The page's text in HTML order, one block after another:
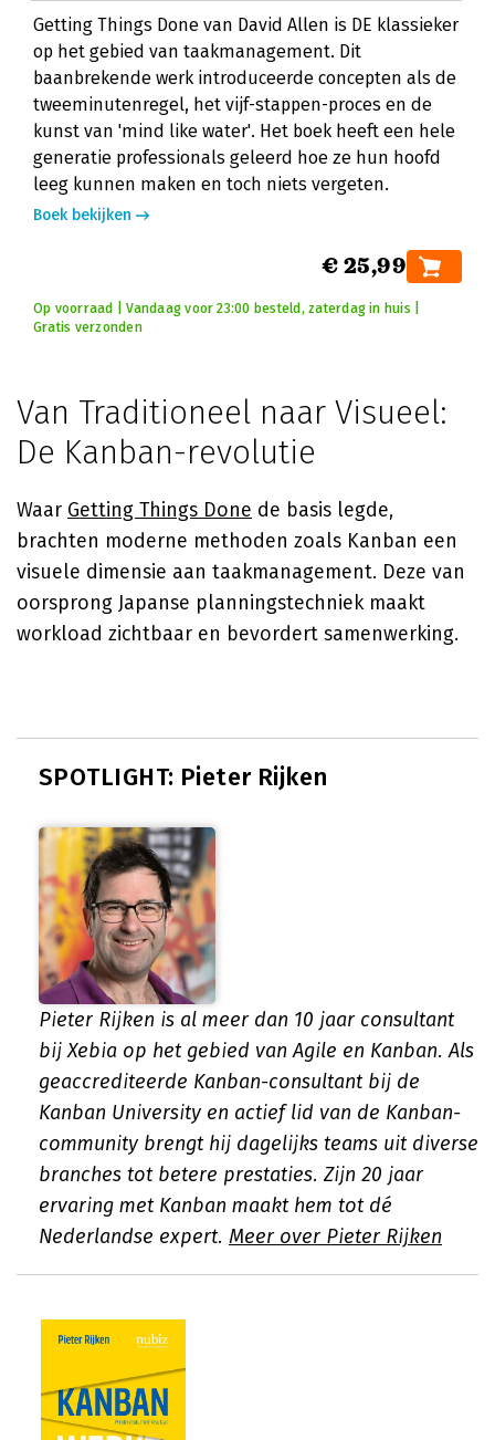
Getting Things Done van David Allen is DE klassieker
op het gebied van taakmanagement. Dit
baanbrekende werk introduceerde concepten als de
tweeminutenregel, het vijf-stappen-proces en de
kunst van 'mind like water'. Het boek heeft een hele
generatie professionals geleerd hoe ze hun hoofd
leeg kunnen maken en toch niets vergeten.
Boek bekijken
€ 25,99
Op voorraad | Vandaag voor 23:00 besteld, zaterdag in huis |
Gratis verzonden
Van Traditioneel naar Visueel:
De Kanban-revolutie
Waar Getting Things Done de basis legde,
brachten moderne methoden zoals Kanban een
visuele dimensie aan taakmanagement. Deze van
oorsprong Japanse planningstechniek maakt
workload zichtbaar en bevordert samenwerking.
SPOTLIGHT: Pieter Rijken
Pieter Rijken is al meer dan 10 jaar consultant
bij Xebia op het gebied van Agile en Kanban. Als
geaccrediteerde Kanban-consultant bij de
Kanban University en actief lid van de Kanban-
community brengt hij dagelijks teams uit diverse
branches tot betere prestaties. Zijn 20 jaar
ervaring met Kanban maakt hem tot dé
Nederlandse expert. Meer over Pieter Rijken